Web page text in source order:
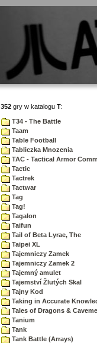
352 gry w katalogu T:
T34 - The Battle
Taam
Table Football
Tabliczka Mnozenia
TAC - Tactical Armor
Tactic
Tactrek
Tactwar
Tag
Tag!
Tagalon
Taifun
Tail of Beta Lyrae, The
Taipei XL
Tajemniczy Zamek
Tajemniczy Zamek 2
Tajemný amulet
Tajemství Žlutých Skal
Tajny Kod
Taking in Accurate
Tales of Dragons &
Tanium
Tank
Tank Battle (Arrays)